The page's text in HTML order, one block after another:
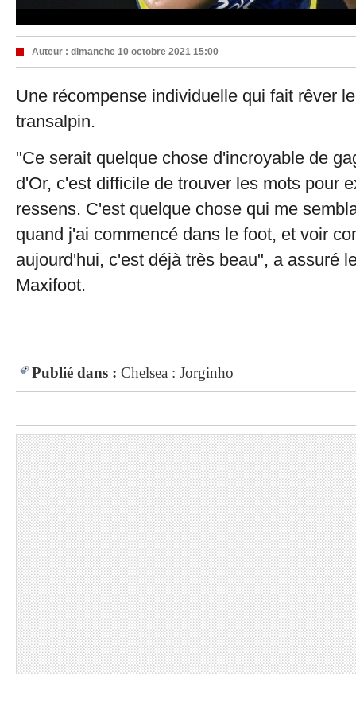
Auteur : dimanche 10 octobre 2021 15:00
Une récompense individuelle qui fait rêver
transalpin.
"Ce serait quelque chose d'incroyable de
d'Or, c'est difficile de trouver les mots pour
ressens. C'est quelque chose qui me
quand j'ai commencé dans le foot, et voir
aujourd'hui, c'est déjà très beau", a assuré
Maxifoot.
Publié dans : Chelsea : Jorginho